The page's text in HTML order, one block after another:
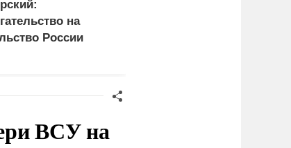
на
России
ВСУ на